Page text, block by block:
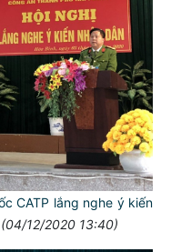
CATP lắng nghe ý kiến
(04/12/2020 13:40)